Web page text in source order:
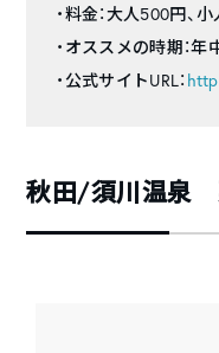
・料金：大人500円、
・オススメの時期：年
・公式サイトURL：
秋田/須川温泉